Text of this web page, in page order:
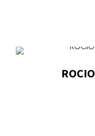
ROCIO